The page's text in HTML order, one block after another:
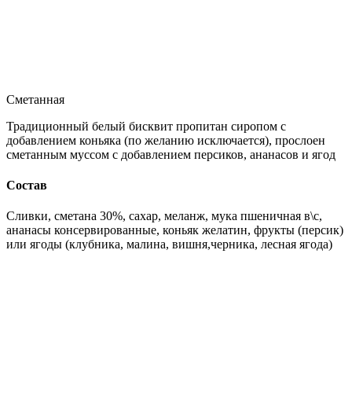
Сметанная
Традиционный белый бисквит пропитан сиропом с
добавлением коньяка (по желанию исключается), прослоен
сметанным муссом с добавлением персиков, ананасов и ягод
Состав
Сливки, сметана 30%, сахар, меланж, мука пшеничная в\с,
ананасы консервированные, коньяк желатин, фрукты (персик)
или ягоды (клубника, малина, вишня,черника, лесная ягода)